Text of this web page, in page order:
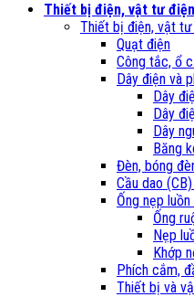
Thiết bị điện, vật tư điện
Thiết bị điện, vật
Quạt điện
Công tắc, ổ
Dây điện và
Dây
Dây
Dây
Băng
Đèn, bóng
Cầu dao
Ống nẹp
Ống
Nẹp
Khớp
Phích cắm,
Thiết bị và